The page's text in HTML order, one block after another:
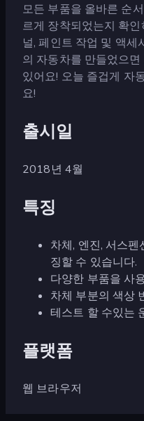
모든 부품을 올바른 순
르게 장착되었는지 확
널, 페인트 작업 및 액세
의 자동차를 만들었으
있어요! 오늘 즐겁게 자
요!
출시일
2018년 4월
특징
차체, 엔진, 서스
징할 수 있습니다.
다양한 부품을 사
차체 부분의 색상
테스트 할 수있는
플랫폼
웹 브라우저